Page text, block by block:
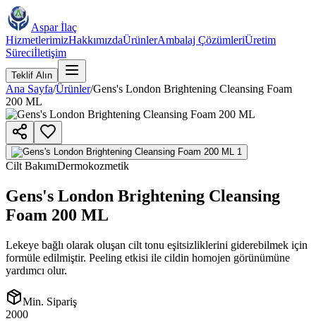
Aspar İlaç
HizmetlerimizHakkımızdaÜrünlerAmbalaj ÇözümleriÜretim
Süreciİletişim
Teklif Alın
Ana Sayfa/Ürünler/Gens's London Brightening Cleansing Foam
200 ML
Cilt BakımıDermokozmetik
Gens's London Brightening Cleansing
Foam 200 ML
Lekeye bağlı olarak oluşan cilt tonu eşitsizliklerini giderebilmek için
formüle edilmiştir. Peeling etkisi ile cildin homojen görünümüne
yardımcı olur.
Min. Sipariş
2000